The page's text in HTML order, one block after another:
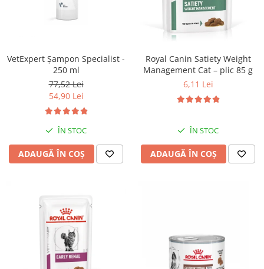
VetExpert Șampon Specialist -
250 ml
77,52 Lei
54,90 Lei
ÎN STOC
ADAUGĂ ÎN COȘ
Royal Canin Satiety Weight
Management Cat – plic 85 g
6,11 Lei
ÎN STOC
ADAUGĂ ÎN COȘ